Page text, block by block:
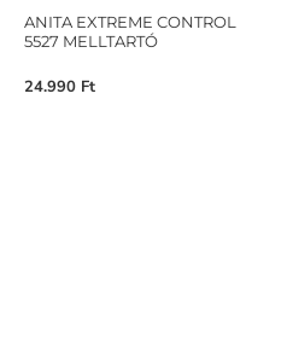
ANITA EXTREME CONTROL
5527 MELLTARTÓ
24.990 Ft